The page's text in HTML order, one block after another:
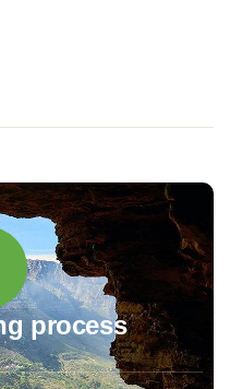
process